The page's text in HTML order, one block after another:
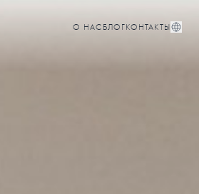
О НАС БЛОГКОНТАКТЫ